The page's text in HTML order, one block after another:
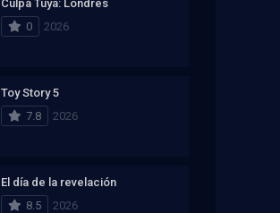
Culpa Tuya: Londres
0
2026
Toy Story 5
7.8
2026
El día de la revelación
8.5
2026